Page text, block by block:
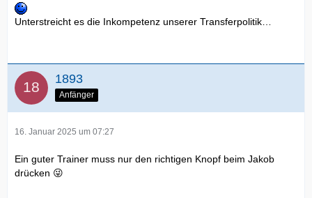
Unterstreicht es die Inkompetenz unserer Transferpolitik…
1893
Anfänger
16. Januar 2025 um 07:27
Ein guter Trainer muss nur den richtigen Knopf beim Jakob
drücken 😜